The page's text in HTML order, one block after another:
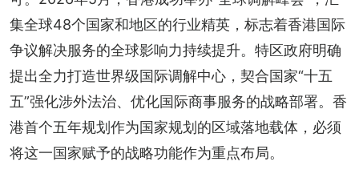
集全球48个国家和地区的行业精英，标志着香港国际
争议解决服务的全球影响力持续提升。特区政府明确
提出全力打造世界级国际调解中心，契合国家“十五
五”强化涉外法治、优化国际商事服务的战略部署。香
港首个五年规划作为国家规划的区域落地载体，必须
将这一国家赋予的战略功能作为重点布局。